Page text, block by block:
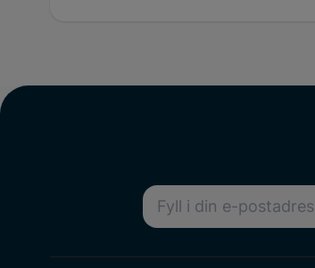
E-postadress